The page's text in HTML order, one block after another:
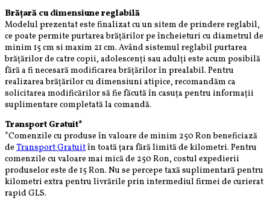
Brățară cu dimensiune reglabilă
Modelul prezentat este finalizat cu un sitem de prindere reglabil,
ce poate permite purtarea brățărilor pe încheieturi cu diametrul de
minim 15 cm si maxim 21 cm. Având sistemul reglabil purtarea
brățărilor de catre copii, adolescenți sau adulți este acum posibilă
fără a fi necesară modificarea brățărilor în prealabil. Pentru
realizarea brățărilor cu dimensiuni atipice, recomandăm ca
solicitarea modificărilor să fie făcută în casuța pentru informații
suplimentare completată la comandă.
Transport Gratuit*
*Comenzile cu produse în valoare de minim 250 Ron beneficiază
de Transport Gratuitîn toată țara fără limită de kilometri. Pentru
comenzile cu valoare mai mică de 250 Ron, costul expedierii
produselor este de 15 Ron. Nu se percepe taxă suplimentară pentru
kilometri extra pentru livrările prin intermediul firmei de curierat
rapid GLS.